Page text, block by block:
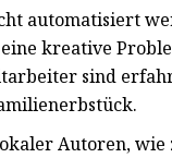
automatisiert
kreative
sind
Autoren,